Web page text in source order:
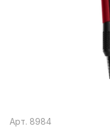
Арт. 8984